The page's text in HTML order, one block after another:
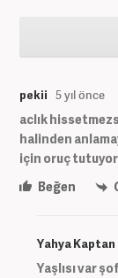
pekii 5 yıl önce
aclık
halinden
için oruç
Beğen
Yahya Kaptan
Yaşlısı var